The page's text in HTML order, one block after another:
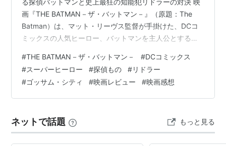
る探偵バットマンと史上最狂の知能犯リドラーの対決 映
画『THE BATMAN－ザ・バットマン－』（原題：The
Batman）は、マット・リーヴス監督が手掛けた、DCコ
ミックスの人気ヒーロー、バットマンを主人公とする作
う「バットマン」となってからまだ2年目のゴッサム・シ
ティを舞台にしています。彼はまだ希望の象徴ではな
く、その活動は「復讐」という感情に強く突き動かされ
ています。優しくもミステリアスな青年ブルースは、両
のめす日々を送っていまし…
#THE BATMAN－ザ・バットマン－ #DCコミックス
#スーパーヒーロー #探偵もの #リドラー
#ゴッサム・シティ #映画レビュー #映画感想
ネットで話題 もっと見る